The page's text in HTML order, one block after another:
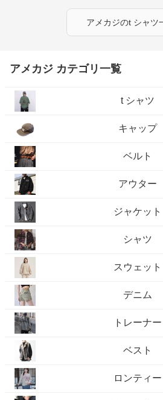
アメカジのt シャツ
アメカジ カテゴリ一覧
t シャツ
キャップ
ベルト
アウター
ジャケット
シャツ
スウェット
デニム
トレーナー
ベスト
ロンティー